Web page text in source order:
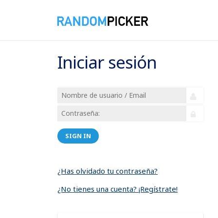
Iniciar sesión
SIGN IN
¿Has olvidado tu contraseña?
¿No tienes una cuenta? ¡Regístrate!